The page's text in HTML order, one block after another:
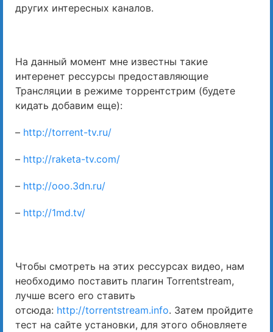
других интересных каналов.
На данный момент мне известны такие
интеренет рессурсы предоставляющие
Трансляции в режиме торрентстрим (будете
кидать добавим еще):
– http://torrent-tv.ru/
– http://raketa-tv.com/
– http://ooo.3dn.ru/
– http://1md.tv/
Чтобы смотреть на этих рессурсах видео, нам
необходимо поставить плагин Torrentstream,
лучше всего его ставить
отсюда: http://torrentstream.info. Затем пройдите
тест на сайте установки, для этого обновляете